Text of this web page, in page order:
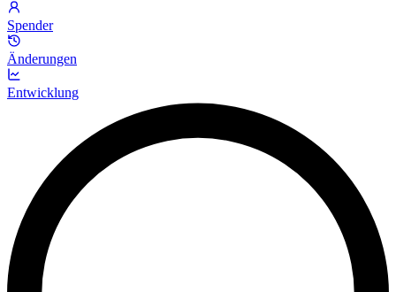
Spender
Änderungen
Entwicklung